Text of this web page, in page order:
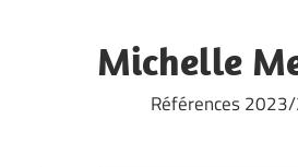
Michelle
Références